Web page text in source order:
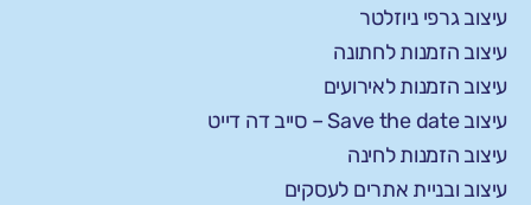
עיצוב גרפי ניוזלטר
עיצוב הזמנות לחתונה
עיצוב הזמנות לאירועים
עיצוב Save the date – סייב דה דייט
עיצוב הזמנות לחינה
עיצוב ובניית אתרים לעסקים